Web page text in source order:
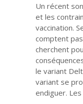
Un récent
et les
vaccination.
comptent
cherchent
le variant
variant se
endiguer. Les